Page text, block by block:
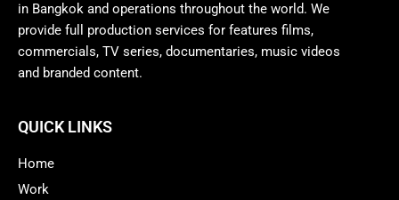
in Bangkok and operations throughout the world. We
provide full production services for features films,
commercials, TV series, documentaries, music videos
and branded content.
QUICK LINKS
Home
Work